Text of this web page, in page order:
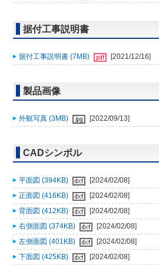
据付工事説明書
据付工事説明書 (7MB) [2021/12/16]
製品画像
外観写真 (3MB) [2022/09/13]
CADシンボル
平面図 (394KB)
[2024/02/08]
正面図 (416KB)
[2024/02/08]
背面図 (412KB)
[2024/02/08]
右側面図 (374KB)
[2024/02/08]
左側面図 (401KB)
[2024/02/08]
下面図 (425KB)
[2024/02/08]